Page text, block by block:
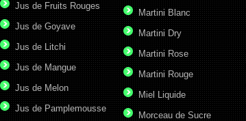
Jus de Fruits Rouges
Jus de Goyave
Jus de Litchi
Jus de Mangue
Jus de Melon
Jus de Pamplemousse
Martini Blanc
Martini Dry
Martini Rose
Martini Rouge
Miel Liquide
Morceau de Sucre